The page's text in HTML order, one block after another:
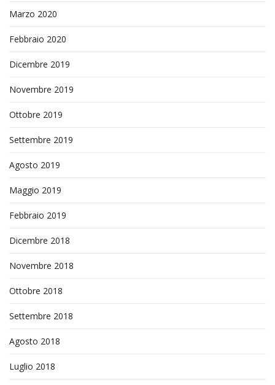
Marzo 2020
Febbraio 2020
Dicembre 2019
Novembre 2019
Ottobre 2019
Settembre 2019
Agosto 2019
Maggio 2019
Febbraio 2019
Dicembre 2018
Novembre 2018
Ottobre 2018
Settembre 2018
Agosto 2018
Luglio 2018